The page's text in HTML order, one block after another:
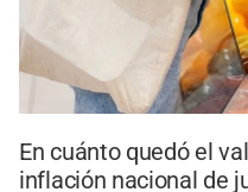
En cuánto quedó el
inflación nacional de